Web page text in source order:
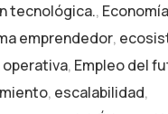
tecnológica.,
emprendedor,
operativa, Empleo del
, escalabilidad,